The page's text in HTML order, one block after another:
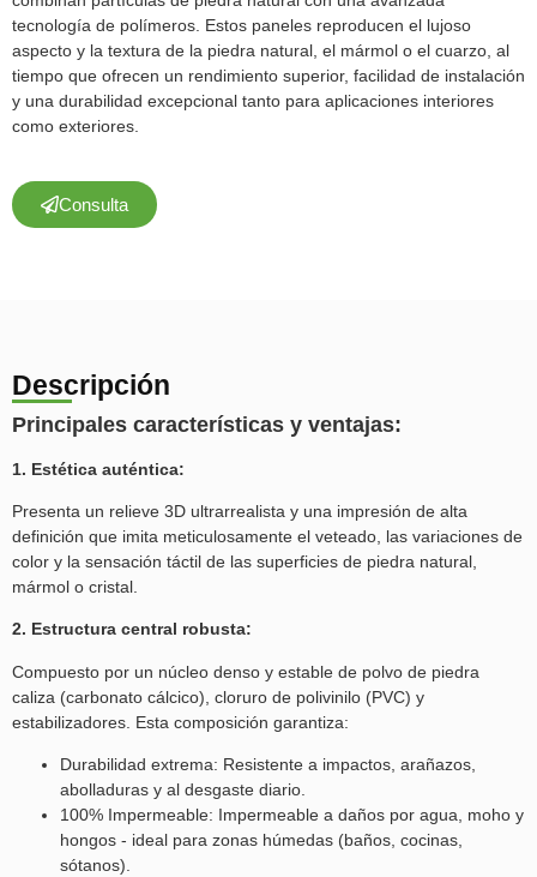
tecnología de polímeros. Estos paneles reproducen el lujoso
aspecto y la textura de la piedra natural, el mármol o el cuarzo, al
tiempo que ofrecen un rendimiento superior, facilidad de instalación
y una durabilidad excepcional tanto para aplicaciones interiores
como exteriores.
Consulta
Descripción
Principales características y ventajas:
1. Estética auténtica:
Presenta un relieve 3D ultrarrealista y una impresión de alta
definición que imita meticulosamente el veteado, las variaciones de
color y la sensación táctil de las superficies de piedra natural,
mármol o cristal.
2. Estructura central robusta:
Compuesto por un núcleo denso y estable de polvo de piedra
caliza (carbonato cálcico), cloruro de polivinilo (PVC) y
estabilizadores. Esta composición garantiza:
Durabilidad extrema: Resistente a impactos, arañazos,
abolladuras y al desgaste diario.
100% Impermeable: Impermeable a daños por agua, moho y
hongos - ideal para zonas húmedas (baños, cocinas,
sótanos).